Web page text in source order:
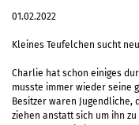
01.02.2022
Kleines Teufelchen sucht
Charlie hat schon einiges
musste immer wieder seine
Besitzer waren Jugendliche,
ziehen anstatt sich um ihn